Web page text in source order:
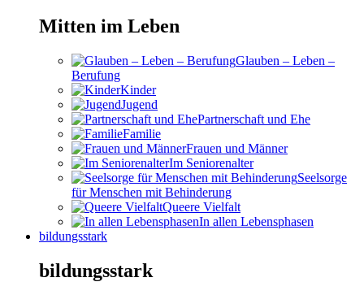
Mitten im Leben
Glauben – Leben –
Berufung
Kinder
Jugend
Partnerschaft und Ehe
Familie
Frauen und Männer
Im Seniorenalter
Seelsorge
für Menschen mit Behinderung
Queere Vielfalt
In allen Lebensphasen
bildungsstark
bildungsstark